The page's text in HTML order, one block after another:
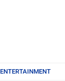
ENTERTAINMENT